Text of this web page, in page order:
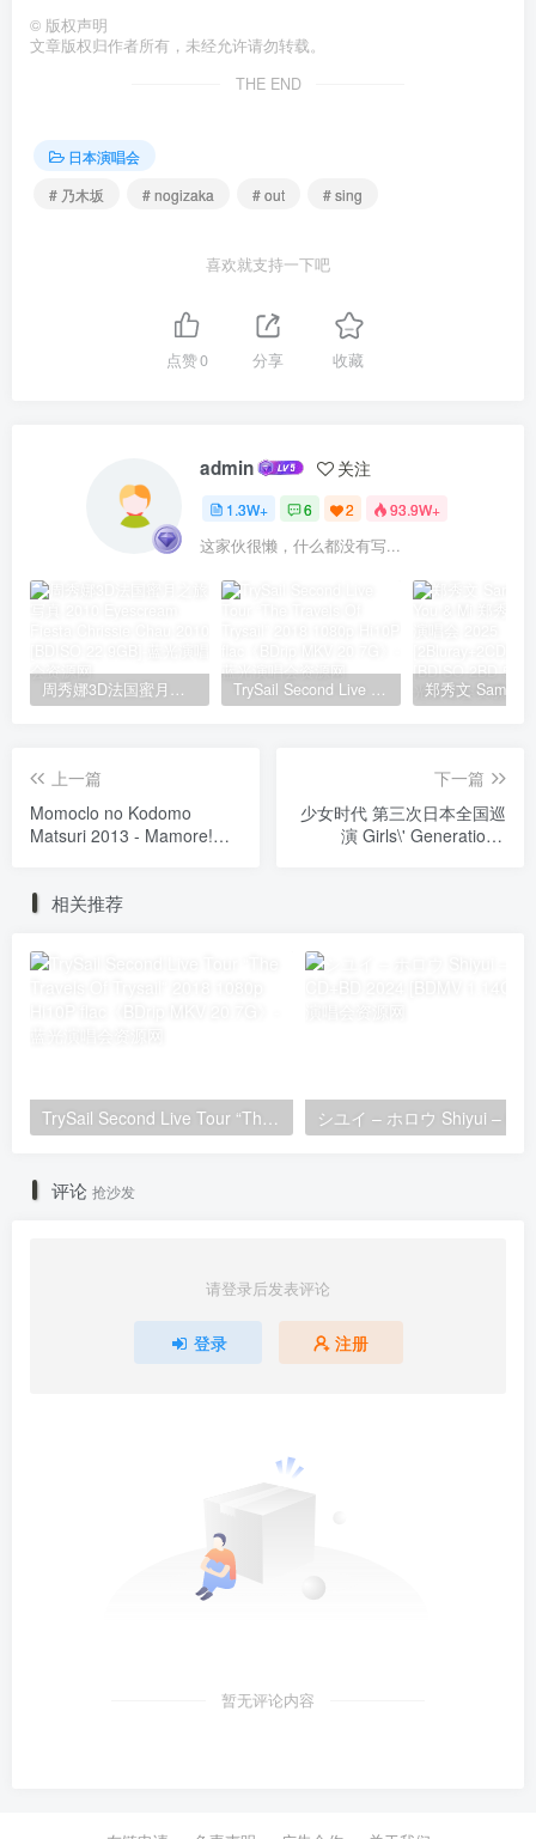
© 版权声明
文章版权归作者所有，未经允许请勿转载。
THE END
日本演唱会
# 乃木坂
# nogizaka # out # sing
喜欢就支持一下吧
点赞0 分享 收藏
admin 关注
1.3W+ 6 2 93.9W+
这家伙很懒，什么都没有写...
周秀娜3D法国蜜月之旅写真 2010 Eyescream Fiesta Chrissie Chau 2010 [BDISO 22.9GB] TrySail Second Live Tour “The Travels Of Trysail” 2018 1080p Hi10P flac《BDrip MKV 20.7G》
上一篇
Momoclo no Kodomo
Matsuri 2013 - Mamore!
Animal Z!《ISO 43G》
下一篇
少女时代 第三次日本全国巡
演 Girls\' Generation -
相关推荐
TrySail Second Live Tour “The Travels Of Trysail” 2018 1080p Hi10P flac《BDrip MKV 20.7G》
评论 抢沙发
请登录后发表评论
登录 注册
暂无评论内容